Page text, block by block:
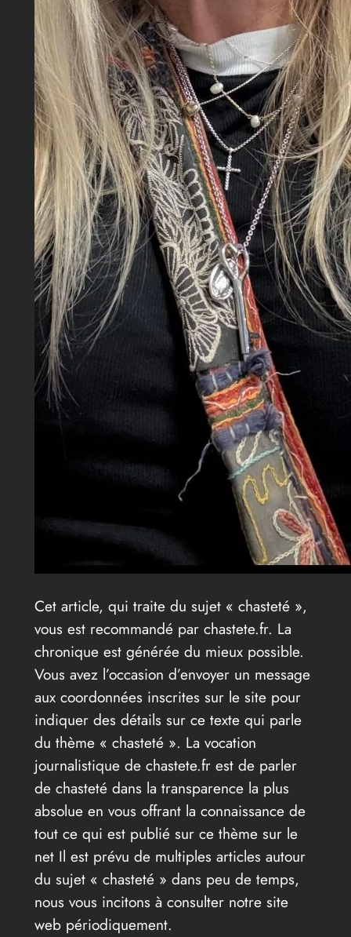
Cet article, qui traite du sujet « chasteté »,
vous est recommandé par chastete.fr. La
chronique est générée du mieux possible.
Vous avez l’occasion d’envoyer un message
aux coordonnées inscrites sur le site pour
indiquer des détails sur ce texte qui parle
du thème « chasteté ». La vocation
journalistique de chastete.fr est de parler
de chasteté dans la transparence la plus
absolue en vous offrant la connaissance de
tout ce qui est publié sur ce thème sur le
net Il est prévu de multiples articles autour
du sujet « chasteté » dans peu de temps,
nous vous incitons à consulter notre site
web périodiquement.